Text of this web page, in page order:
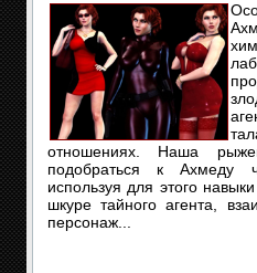
отношениях. Наша
подобраться к Ахмеду
используя для этого
шкуре тайного агента,
персонаж...